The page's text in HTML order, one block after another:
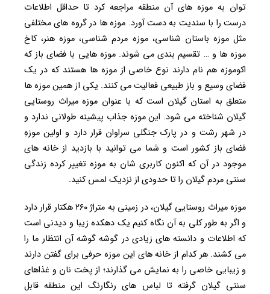
توان به موزه های آن منطقه مراجعه کرد تا حداقل اطلاعات
درست را با سندیت به دست آورد. موزه ها در گروه های مختلفی
مثل موزه باستان شناسی، موزه مردم شناسی، موزه هنر، کاخ
موزه ها و … تقسیم بندی می شوند. موزه هایی با فضای باز که
اکوموزه هم نام دارند نوع خاصی از موزه ها هستند که در یک
فضای وسیع و باز طبیعی فعالیت می کنند. یکی از همین موزه ها
متعلق به استان گیلان است که با عنوان موزه میراث روستایی
گیلان شناخته می شود. این موزه جذاب پیشینه طولانی ندارد و
در شهر رشت و در پارک جنگلی سراوان قرار دارد و اولین موزهِ
فضای باز کشور است و شما می توانید با بازدید از خانه های
موجود در آن که اکنون کاربری شان به موزه تغییر کرده زندگی
سنتی مردم گیلان را تا حدودی از نزدیک لمس کنید.
موزه میراث روستایی گیلان، در زمینی به متراژ ۲۶۰ هکتار قرار دارد
و اگر به طور کلی به آن نگاه کنیم یک دهکده زیبا و دیدنی است
که اطلاعات و دانسته های زیادی در گوشه گوشه آن انتظار ما را
می کشند. هر کدام از خانه های این موزه حرفی برای گفتن دارند
و زیبایی خاصی را به نمایش می گذارند؛ از پخت نان و غذاهای
سنتی گیلان گرفته تا لباس های رنگارنگ این منطقه قابل